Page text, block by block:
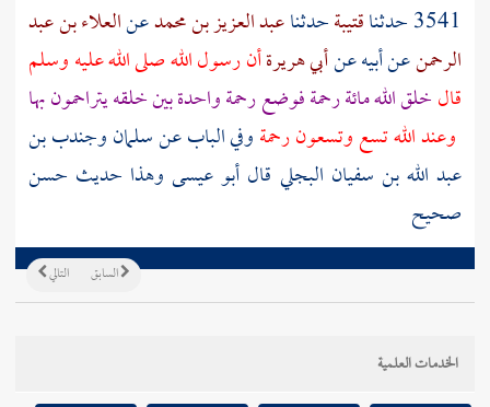
3541 حدثنا
قتيبةحدثناعبد العزيز بن محمدعنالعلاء بن عبد
الرحمنعنأبيهعنأبي هريرةأن رسول الله صلى الله عليه وسلم
قالخلق الله مائة رحمة فوضع رحمة واحدة بين خلقه يتراحمون بها
وعند الله تسع وتسعون رحمةوفي الباب عن سلمان وجندب بن
عبد الله بن سفيان البجلي قال أبو عيسى وهذا حديث حسن
صحيح
التالي السابق
الخدمات العلمية